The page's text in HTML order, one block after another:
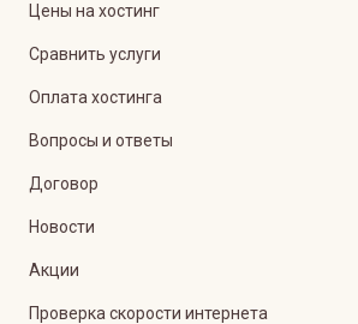
Цены на хостинг
Сравнить услуги
Оплата хостинга
Вопросы и ответы
Договор
Новости
Акции
Проверка скорости интернета